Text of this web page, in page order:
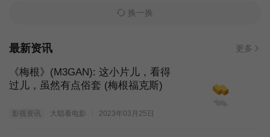
换一换
最新资讯 更多
《梅根》(M3GAN): 这小片儿，看得
过儿，虽然有点俗套 (梅根福克斯)
影视资讯 大聪看电影 2023年03月25日